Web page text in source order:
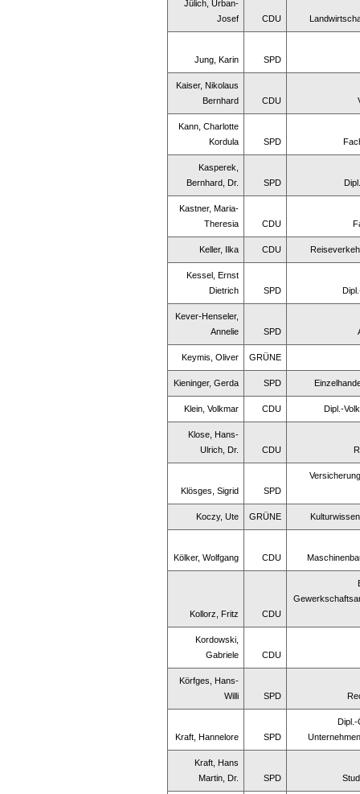
Jülich, Urban-
Josef
CDU
Jung, Karin SPD
Kaiser, Nikolaus
Bernhard
CDU
Kann, Charlotte
Kordula
SPD
Kasperek,
Bernhard, Dr.
SPD
Kastner, Maria-
Theresia
CDU
Keller, Ilka CDU
Kessel, Ernst
Dietrich
SPD
Kever-Henseler,
Annelie
SPD
Keymis, Oliver GRÜNE
Kieninger, Gerda SPD
Klein, Volkmar CDU Dipl.-
Klose, Hans-
Ulrich, Dr.
CDU
Klösges, Sigrid SPD
Koczy, Ute GRÜNE
Kölker, Wolfgang CDU
Kollorz, Fritz CDU
Kordowski,
Gabriele
CDU
Körfges, Hans-
Willi
SPD
Kraft, Hannelore SPD
Dipl.-
Kraft, Hans
Martin, Dr.
SPD